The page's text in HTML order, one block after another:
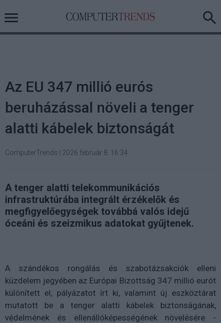
Az EU 347 millió eurós
beruházással növeli a tenger
alatti kábelek biztonságát
ComputerTrends 2026 február 8. 16:34
A tenger alatti telekommunikációs
infrastruktúrába integrált érzékelők és
megfigyelőegységek továbbá valós idejű
óceáni és szeizmikus adatokat gyűjtenek.
A szándékos rongálás és szabotázsakciók elleni
küzdelem jegyében az Európai Bizottság 347 millió eurót
különített el, pályázatot írt ki, valamint új eszköztárat
mutatott be a tenger alatti kábelek biztonságának,
védelmének és ellenállóképességének növelésére -